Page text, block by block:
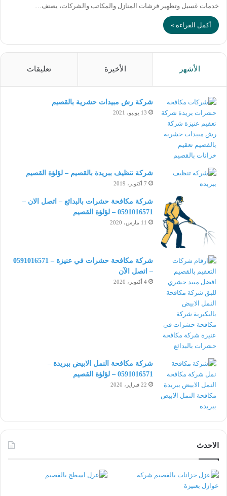
خدمات غسيل وتطهير فرشات المنازل والمكاتب والشركات، يصنف…
أكمل القراءة »
الأشهر الأخيرة تعليقات
شركة رش مبيدات حشرية بالقصيم
13 يونيو، 2021
شركة تنظيف ببريدة بالقصيم – لؤلؤة القصيم
7 أكتوبر، 2019
شركة مكافحة حشرات بالبدائع – اتصل الان –
0591016571 – لؤلؤة القصيم
11 مارس، 2020
شركة مكافحة حشرات في عنيزة – 0591016571
– اتصل الآن
4 أكتوبر، 2020
شركة مكافحة النمل الابيض ببريدة –
0591016571 – لؤلؤة القصيم
22 فبراير، 2020
الاحدث